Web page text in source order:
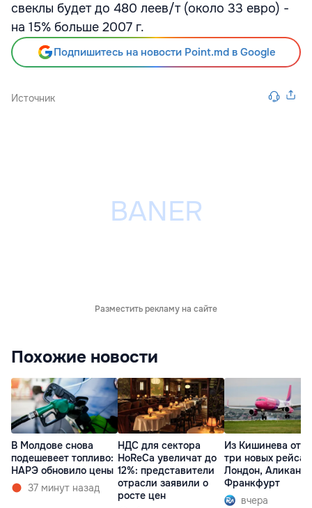
свеклы будет до 480 леев/т (около 33 евро) -
на 15% больше 2007 г.
Подпишитесь на новости Point.md в Google
Источник
Разместить рекламу на сайте
Похожие новости
В Молдове снова
подешевеет топливо:
НАРЭ обновило цены
37 минут назад
НДС для сектора
HoReCa увеличат до
12%: представители
отрасли заявили о
росте цен
Из Кишинева
три новых рейса
Лондон,
Франкфурт
вчера